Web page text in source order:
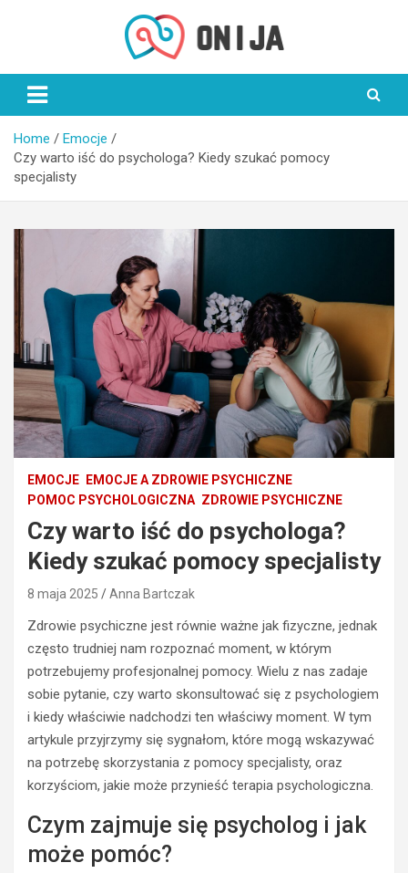
On i Ja
Home
Emocje
Czy warto iść do psychologa? Kiedy szukać pomocy
specjalisty
EMOCJE EMOCJE A ZDROWIE PSYCHICZNE
POMOC PSYCHOLOGICZNA ZDROWIE PSYCHICZNE
Czy warto iść do psychologa?
Kiedy szukać pomocy specjalisty
8 maja 2025 Anna Bartczak
Zdrowie psychiczne jest równie ważne jak fizyczne, jednak
często trudniej nam rozpoznać moment, w którym
potrzebujemy profesjonalnej pomocy. Wielu z nas zadaje
sobie pytanie, czy warto skonsultować się z psychologiem
i kiedy właściwie nadchodzi ten właściwy moment. W tym
artykule przyjrzymy się sygnałom, które mogą wskazywać
na potrzebę skorzystania z pomocy specjalisty, oraz
korzyściom, jakie może przynieść terapia psychologiczna.
Czym zajmuje się psycholog i jak
może pomóc?